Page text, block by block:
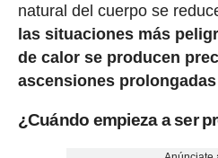
natural del cuerpo se
las situaciones más
de calor se producen
ascensiones
¿Cuándo empieza a ser